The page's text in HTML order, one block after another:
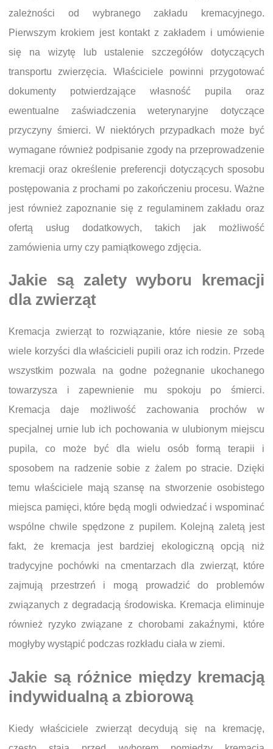
zależności od wybranego zakładu kremacyjnego.
Pierwszym krokiem jest kontakt z zakładem i umówienie
się na wizytę lub ustalenie szczegółów dotyczących
transportu zwierzęcia. Właściciele powinni przygotować
dokumenty potwierdzające własność pupila oraz
ewentualne zaświadczenia weterynaryjne dotyczące
przyczyny śmierci. W niektórych przypadkach może być
wymagane również podpisanie zgody na przeprowadzenie
kremacji oraz określenie preferencji dotyczących sposobu
postępowania z prochami po zakończeniu procesu. Ważne
jest również zapoznanie się z regulaminem zakładu oraz
ofertą usług dodatkowych, takich jak możliwość
zamówienia urny czy pamiątkowego zdjęcia.
Jakie są zalety wyboru kremacji
dla zwierząt
Kremacja zwierząt to rozwiązanie, które niesie ze sobą
wiele korzyści dla właścicieli pupili oraz ich rodzin. Przede
wszystkim pozwala na godne pożegnanie ukochanego
towarzysza i zapewnienie mu spokoju po śmierci.
Kremacja daje możliwość zachowania prochów w
specjalnej urnie lub ich pochowania w ulubionym miejscu
pupila, co może być dla wielu osób formą terapii i
sposobem na radzenie sobie z żalem po stracie. Dzięki
temu właściciele mają szansę na stworzenie osobistego
miejsca pamięci, które będą mogli odwiedzać i wspominać
wspólne chwile spędzone z pupilem. Kolejną zaletą jest
fakt, że kremacja jest bardziej ekologiczną opcją niż
tradycyjne pochówki na cmentarzach dla zwierząt, które
zajmują przestrzeń i mogą prowadzić do problemów
związanych z degradacją środowiska. Kremacja eliminuje
również ryzyko związane z chorobami zakaźnymi, które
mogłyby wystąpić podczas rozkładu ciała w ziemi.
Jakie są różnice między kremacją
indywidualną a zbiorową
Kiedy właściciele zwierząt decydują się na kremację,